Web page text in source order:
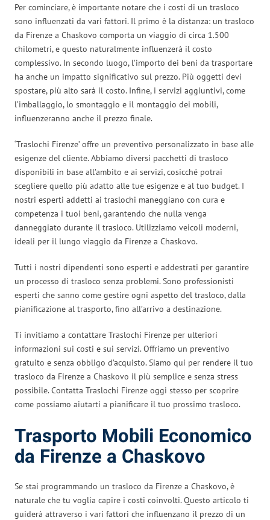
Per cominciare, è importante notare che i costi di un trasloco
sono influenzati da vari fattori. Il primo è la distanza: un trasloco
da Firenze a Chaskovo comporta un viaggio di circa 1.500
chilometri, e questo naturalmente influenzerà il costo
complessivo. In secondo luogo, l’importo dei beni da trasportare
ha anche un impatto significativo sul prezzo. Più oggetti devi
spostare, più alto sarà il costo. Infine, i servizi aggiuntivi, come
l’imballaggio, lo smontaggio e il montaggio dei mobili,
influenzeranno anche il prezzo finale.
‘Traslochi Firenze’ offre un preventivo personalizzato in base alle
esigenze del cliente. Abbiamo diversi pacchetti di trasloco
disponibili in base all’ambito e ai servizi, cosicché potrai
scegliere quello più adatto alle tue esigenze e al tuo budget. I
nostri esperti addetti ai traslochi maneggiano con cura e
competenza i tuoi beni, garantendo che nulla venga
danneggiato durante il trasloco. Utilizziamo veicoli moderni,
ideali per il lungo viaggio da Firenze a Chaskovo.
Tutti i nostri dipendenti sono esperti e addestrati per garantire
un processo di trasloco senza problemi. Sono professionisti
esperti che sanno come gestire ogni aspetto del trasloco, dalla
pianificazione al trasporto, fino all’arrivo a destinazione.
Ti invitiamo a contattare Traslochi Firenze per ulteriori
informazioni sui costi e sui servizi. Offriamo un preventivo
gratuito e senza obbligo d’acquisto. Siamo qui per rendere il tuo
trasloco da Firenze a Chaskovo il più semplice e senza stress
possibile. Contatta Traslochi Firenze oggi stesso per scoprire
come possiamo aiutarti a pianificare il tuo prossimo trasloco.
Trasporto Mobili Economico
da Firenze a Chaskovo
Se stai programmando un trasloco da Firenze a Chaskovo, è
naturale che tu voglia capire i costi coinvolti. Questo articolo ti
guiderà attraverso i vari fattori che influenzano il prezzo di un